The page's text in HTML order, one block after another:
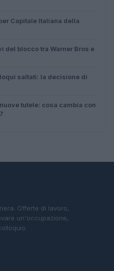
Capitale Italiana della
del blocco tra Warner Bros e
saltati: la decisione di
tutele: cosa cambia con
Offerte di lavoro,
un'occupazione,